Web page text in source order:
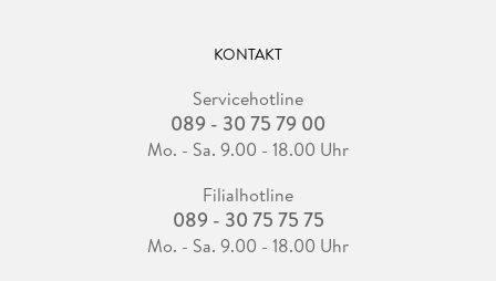
KONTAKT
Servicehotline
089 - 30 75 79 00
Mo. - Sa. 9.00 - 18.00 Uhr
Filialhotline
089 - 30 75 75 75
Mo. - Sa. 9.00 - 18.00 Uhr